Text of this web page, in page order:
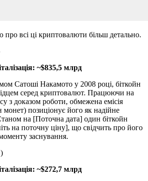
всі ці криптовалюти більш детально.
~$835,5 млрд
Сатоші Накамото у 2008 році, біткойн
серед криптовалют. Працюючи на
з доказом роботи, обмежена емісія
монет) позиціонує його як надійне
на [Поточна дата] один біткойн
на поточну ціну], що свідчить про його
заснування.
~$272,7 млрд